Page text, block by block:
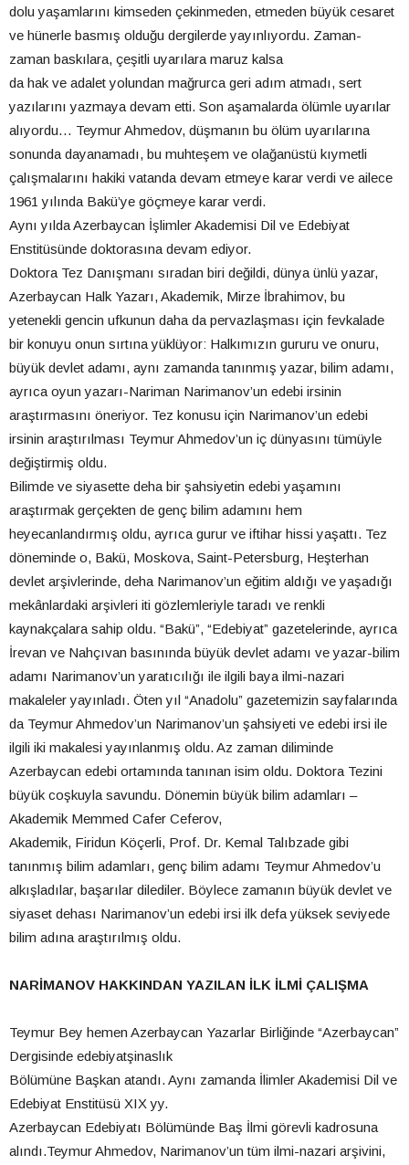
dolu yaşamlarını kimseden çekinmeden, etmeden büyük cesaret
ve hünerle basmış olduğu dergilerde yayınlıyordu. Zaman-
zaman baskılara, çeşitli uyarılara maruz kalsa
da hak ve adalet yolundan mağrurca geri adım atmadı, sert
yazılarını yazmaya devam etti. Son aşamalarda ölümle uyarılar
alıyordu… Teymur Ahmedov, düşmanın bu ölüm uyarılarına
sonunda dayanamadı, bu muhteşem ve olağanüstü kıymetli
çalışmalarını hakiki vatanda devam etmeye karar verdi ve ailece
1961 yılında Bakü’ye göçmeye karar verdi.
Aynı yılda Azerbaycan İşlimler Akademisi Dil ve Edebiyat
Enstitüsünde doktorasına devam ediyor.
Doktora Tez Danışmanı sıradan biri değildi, dünya ünlü yazar,
Azerbaycan Halk Yazarı, Akademik, Mirze İbrahimov, bu
yetenekli gencin ufkunun daha da pervazlaşması için fevkalade
bir konuyu onun sırtına yüklüyor: Halkımızın gururu ve onuru,
büyük devlet adamı, aynı zamanda tanınmış yazar, bilim adamı,
ayrıca oyun yazarı-Nariman Narimanov’un edebi irsinin
araştırmasını öneriyor. Tez konusu için Narimanov’un edebi
irsinin araştırılması Teymur Ahmedov’un iç dünyasını tümüyle
değiştirmiş oldu.
Bilimde ve siyasette deha bir şahsiyetin edebi yaşamını
araştırmak gerçekten de genç bilim adamını hem
heyecanlandırmış oldu, ayrıca gurur ve iftihar hissi yaşattı. Tez
döneminde o, Bakü, Moskova, Saint-Petersburg, Heşterhan
devlet arşivlerinde, deha Narimanov’un eğitim aldığı ve yaşadığı
mekânlardaki arşivleri iti gözlemleriyle taradı ve renkli
kaynakçalara sahip oldu. “Bakü”, “Edebiyat” gazetelerinde, ayrıca
İrevan ve Nahçıvan basınında büyük devlet adamı ve yazar-bilim
adamı Narimanov’un yaratıcılığı ile ilgili baya ilmi-nazari
makaleler yayınladı. Öten yıl “Anadolu” gazetemizin sayfalarında
da Teymur Ahmedov’un Narimanov’un şahsiyeti ve edebi irsi ile
ilgili iki makalesi yayınlanmış oldu. Az zaman diliminde
Azerbaycan edebi ortamında tanınan isim oldu. Doktora Tezini
büyük coşkuyla savundu. Dönemin büyük bilim adamları –
Akademik Memmed Cafer Ceferov,
Akademik, Firidun Köçerli, Prof. Dr. Kemal Talıbzade gibi
tanınmış bilim adamları, genç bilim adamı Teymur Ahmedov’u
alkışladılar, başarılar dilediler. Böylece zamanın büyük devlet ve
siyaset dehası Narimanov’un edebi irsi ilk defa yüksek seviyede
bilim adına araştırılmış oldu.
NARİMANOV HAKKINDAN YAZILAN İLK İLMİ ÇALIŞMA
Teymur Bey hemen Azerbaycan Yazarlar Birliğinde “Azerbaycan”
Dergisinde edebiyatşinaslık
Bölümüne Başkan atandı. Aynı zamanda İlimler Akademisi Dil ve
Edebiyat Enstitüsü XIX yy.
Azerbaycan Edebiyatı Bölümünde Baş İlmi görevli kadrosuna
alındı.Teymur Ahmedov, Narimanov’un tüm ilmi-nazari arşivini,